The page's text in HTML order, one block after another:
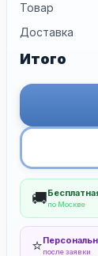
Товар
Доставка
Итого
🚚по Москве
⭐после заявки